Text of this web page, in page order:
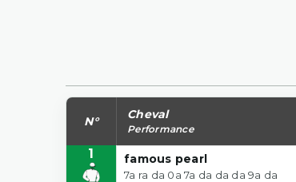
N° Cheval
Performance
1 famous pearl
7a ra da 0a 7a da da da 9a da